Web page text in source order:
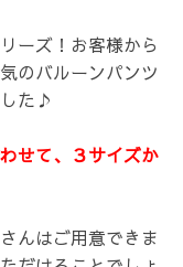
ーズ！お客様から
のバルーンパンツ
た♪
せて、３サイズか
んはご用意できま